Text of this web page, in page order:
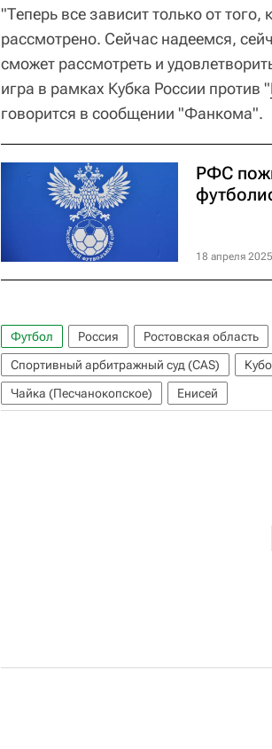
"Теперь все зависит только от
рассмотрено. Сейчас надеемся,
сможет рассмотреть и
игра в рамках Кубка России против "
говорится в сообщении "Фанкома".
РФС
18 апреля
Футбол Россия Ростовская область
Спортивный арбитражный суд (CAS)
Чайка (Песчанокопское)
Енисей